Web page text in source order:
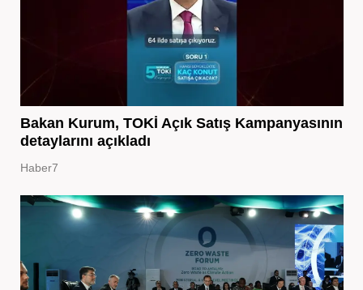
Bakan Kurum, TOKİ Açık Satış Kampanyasının
detaylarını açıkladı
Haber7